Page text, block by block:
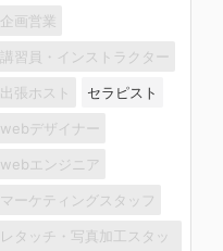
企画営業
講習員・インストラクター
出張ホスト セラピスト
webデザイナー
webエンジニア
マーケティングスタッフ
レタッチ・写真加工スタッ